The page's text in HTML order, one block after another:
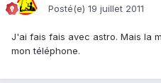
Posté(e) 19 juillet 2011
J'ai fais fais avec astro. Mais la
mon téléphone.